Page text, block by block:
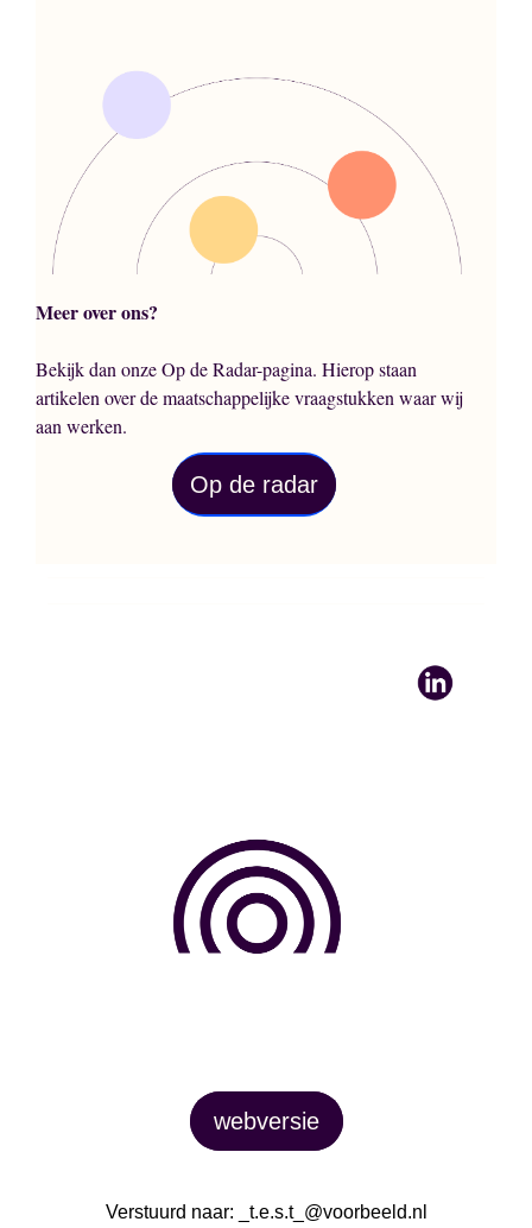
Meer over ons?
Bekijk dan onze Op de Radar-pagina. Hierop staan
artikelen over de maatschappelijke vraagstukken waar wij
aan werken.
Op de radar
webversie
Verstuurd naar: _t.e.s.t_@voorbeeld.nl